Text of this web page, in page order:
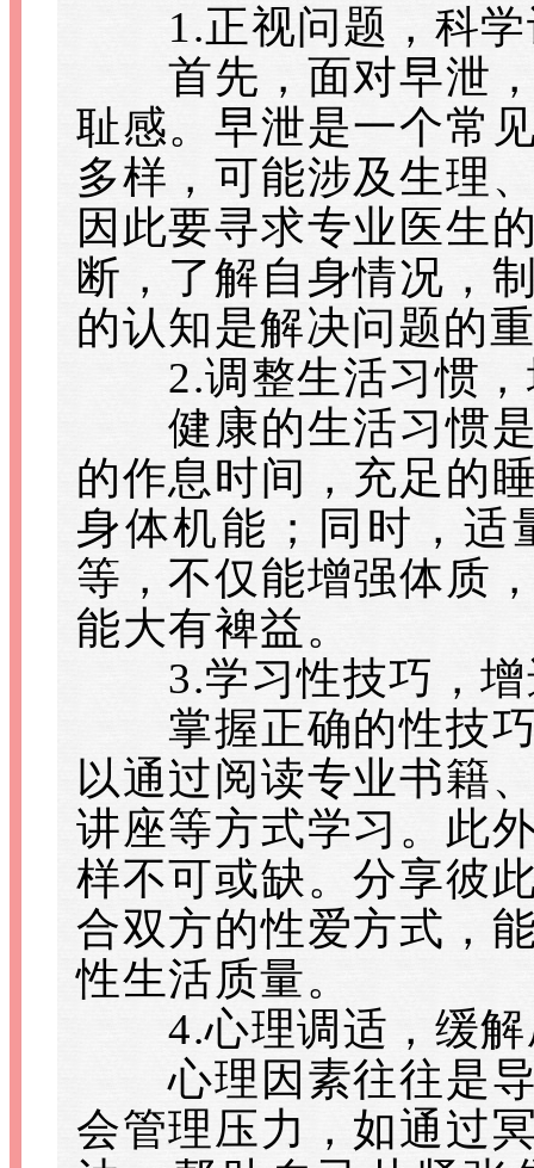
1.正视问题，科学
首先，面对早泄，
耻感。早泄是一个常
多样，可能涉及生理
因此要寻求专业医生
断，了解自身情况，
的认知是解决问题的
2.调整生活习惯，
健康的生活习惯是
的作息时间，充足的
身体机能；同时，适
等，不仅能增强体质
能大有裨益。
3.学习性技巧，增
掌握正确的性技巧
以通过阅读专业书籍
讲座等方式学习。此
样不可或缺。分享彼
合双方的性爱方式，
性生活质量。
4.心理调适，缓解
心理因素往往是导
会管理压力，如通过